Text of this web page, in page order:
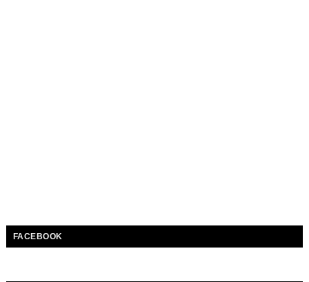
FACEBOOK